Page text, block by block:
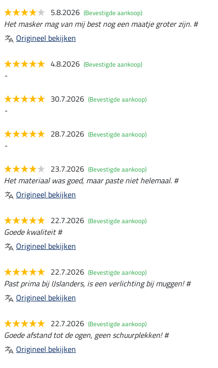
5.8.2026 (Bevestigde aankoop)
Het masker mag van mij best nog een maatje groter zijn. #
Origineel bekijken
4.8.2026 (Bevestigde aankoop)
-
30.7.2026 (Bevestigde aankoop)
-
28.7.2026 (Bevestigde aankoop)
-
23.7.2026 (Bevestigde aankoop)
Het materiaal was goed, maar paste niet helemaal. #
Origineel bekijken
22.7.2026 (Bevestigde aankoop)
Goede kwaliteit #
Origineel bekijken
22.7.2026 (Bevestigde aankoop)
Past prima bij IJslanders, is een verlichting bij muggen! #
Origineel bekijken
22.7.2026 (Bevestigde aankoop)
Goede afstand tot de ogen, geen schuurplekken! #
Origineel bekijken